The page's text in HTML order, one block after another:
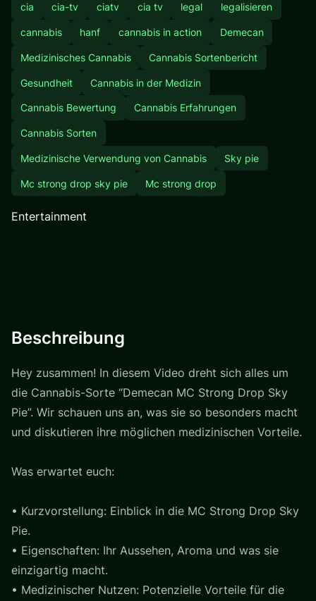
cia cia-tv ciatv cia tv legal legalisieren
cannabis hanf cannabis in action Demecan
Medizinisches Cannabis Cannabis Sortenbericht
Gesundheit Cannabis in der Medizin
Cannabis Bewertung Cannabis Erfahrungen
Cannabis Sorten
Medizinische Verwendung von Cannabis Sky pie
Mc strong drop sky pie Mc strong drop
Entertainment
Beschreibung
Hey zusammen! In diesem Video dreht sich alles um
die Cannabis-Sorte “Demecan MC Strong Drop Sky
Pie”. Wir schauen uns an, was sie so besonders macht
und diskutieren ihre möglichen medizinischen Vorteile.
Was erwartet euch:
• Kurzvorstellung: Einblick in die MC Strong Drop Sky
Pie.
• Eigenschaften: Ihr Aussehen, Aroma und was sie
einzigartig macht.
• Medizinischer Nutzen: Potenzielle Vorteile für die